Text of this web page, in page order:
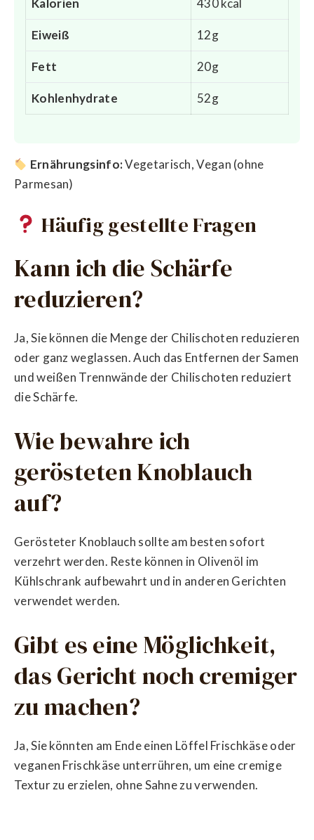
Eiweiß 12g
Fett 20g
Kohlenhydrate 52g
Ernährungsinfo:Vegetarisch, Vegan (ohne
Parmesan)
Häufig gestellte Fragen
Kann ich die Schärfe
reduzieren?
Ja, Sie können die Menge der Chilischoten reduzieren
oder ganz weglassen. Auch das Entfernen der Samen
und weißen Trennwände der Chilischoten reduziert
die Schärfe.
Wie bewahre ich
gerösteten Knoblauch
auf?
Gerösteter Knoblauch sollte am besten sofort
verzehrt werden. Reste können in Olivenöl im
Kühlschrank aufbewahrt und in anderen Gerichten
verwendet werden.
Gibt es eine Möglichkeit,
das Gericht noch cremiger
zu machen?
Ja, Sie könnten am Ende einen Löffel Frischkäse oder
veganen Frischkäse unterrühren, um eine cremige
Textur zu erzielen, ohne Sahne zu verwenden.